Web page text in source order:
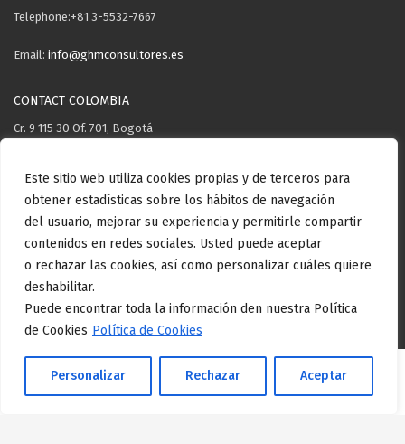
Este sitio web utiliza cookies propias y de terceros para
obtener estadísticas sobre los hábitos de navegación
del usuario, mejorar su experiencia y permitirle compartir
contenidos en redes sociales. Usted puede aceptar
o rechazar las cookies, así como personalizar cuáles quiere
deshabilitar.
Puede encontrar toda la información den nuestra Política
de Cookies Política de Cookies
Personalizar Rechazar Aceptar
Telephone:+81 3-5532-7667
Email: info@ghmconsultores.es
CONTACT COLOMBIA
Cr. 9 115 30 Of. 701, Bogotá
Email:info@ghmconsultores.es
Copyright GHM Consultores © . All rights reserved.
de privacidad
Politica de cookies Politica de calidad